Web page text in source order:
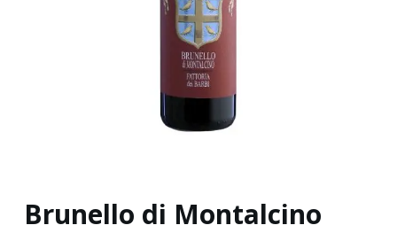
Brunello di Montalcino